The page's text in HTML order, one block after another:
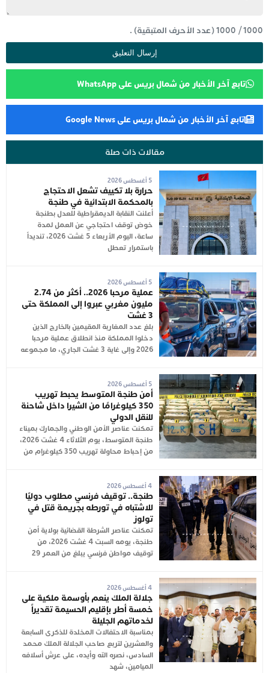
1000
/
1000(عدد الأحرف المتبقية) .
تابع آخر الأخبار من شمال بريس على WhatsApp
تابع آخر الأخبار من شمال بريس على Google News
مقالات ذات صلة
5 أغسطس 2026
حرارة بلا تكييف تشعل الاحتجاج
بالمحكمة الابتدائية في طنجة
أعلنت النقابة الديمقراطية للعدل بطنجة
خوض توقف احتجاجي عن العمل لمدة
ساعة، اليوم الأربعاء 5 غشت 2026، تنديداً
باستمرار تعطل
5 أغسطس 2026
عملية مرحبا 2026.. أكثر من 2.74
مليون مغربي عبروا إلى المملكة حتى
3 غشت
بلغ عدد المغاربة المقيمين بالخارج الذين
دخلوا المملكة منذ انطلاق عملية مرحبا
2026 وإلى غاية 3 غشت الجاري، ما مجموعه
5 أغسطس 2026
أمن طنجة المتوسط يحبط تهريب
350 كيلوغرامًا من الشيرا داخل شاحنة
للنقل الدولي
تمكنت عناصر الأمن الوطني والجمارك بميناء
طنجة المتوسط، يوم الثلاثاء 4 غشت 2026،
من إحباط محاولة تهريب 350 كيلوغرام من
4 أغسطس 2026
طنجة.. توقيف فرنسي مطلوب دوليًا
للاشتباه في تورطه بجريمة قتل في
تولوز
تمكنت عناصر الشرطة القضائية بولاية أمن
طنجة، يومه السبت 4 غشت 2026، من
توقيف مواطن فرنسي يبلغ من العمر 29
4 أغسطس 2026
جلالة الملك ينعم بأوسمة ملكية على
خمسة أطر بإقليم الحسيمة تقديراً
لخدماتهم الجليلة
بمناسبة الاحتفالات المخلدة للذكرى السابعة
والعشرين لتربع صاحب الجلالة الملك محمد
السادس، نصره الله وأيده، على عرش أسلافه
الميامين، شهد